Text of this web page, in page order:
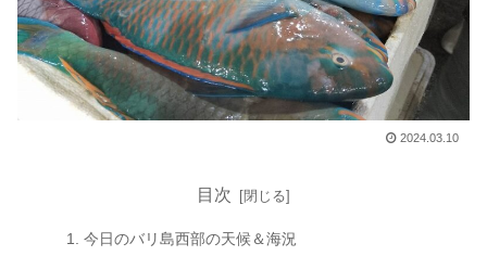
2024.03.10
目次
今日のバリ島西部の天候＆海況